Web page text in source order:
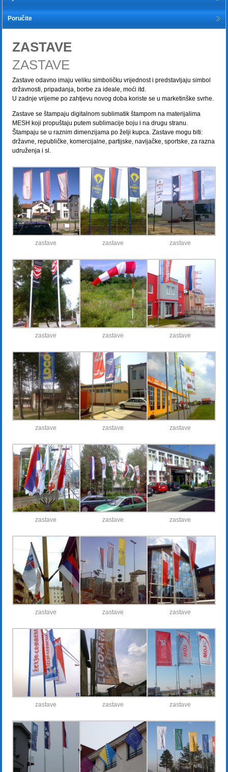
Poručite
ZASTAVE
ZASTAVE
Zastave odavno imaju veliku simboličku vrijednost i predstavljaju simbol
državnosti, pripadanja, borbe za ideale, moći itd.
U zadnje vrijeme po zahtjevu novog doba koriste se u marketinške svrhe.
Zastave se štampaju digitalnom sublimatik štampom na materijalima
MESH koji propuštaju putem sublimacije boju i na drugu stranu.
Štampaju se u raznim dimenzijama po želji kupca. Zastave mogu biti:
državne, republičke, komercijalne, partijske, navijačke, sportske, za razna
udruženja i sl.
zastave zastave zastave
zastave zastave zastave
zastave zastave zastave
zastave zastave zastave
zastave zastave zastave
zastave zastave zastave